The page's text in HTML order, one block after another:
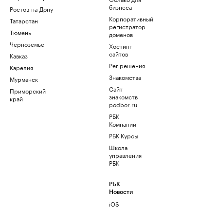
Ростов-на-Дону
Татарстан
Тюмень
Черноземье
Кавказ
Карелия
Мурманск
Приморский
край
бизнеса
Корпоративный
регистратор
доменов
Хостинг
сайтов
Рег.решения
Знакомства
Сайт
знакомств
podbor.ru
РБК
Компании
РБК Курсы
Школа
управления
РБК
РБК
Новости
iOS